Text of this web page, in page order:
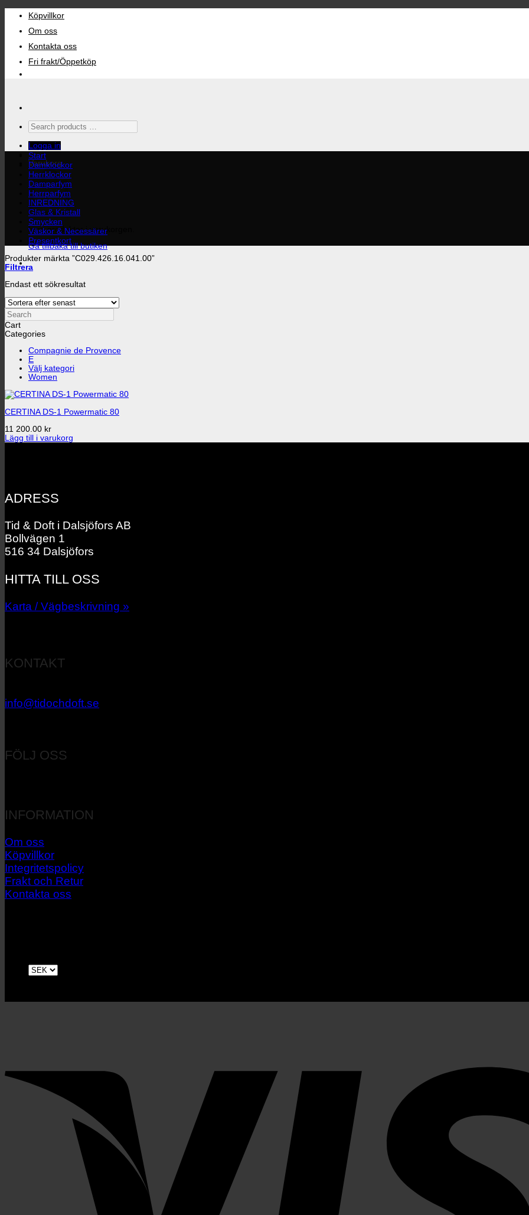
content
Köpvillkor
Om oss
Kontakta oss
Fri frakt/Öppetköp
Search
products
…Logga in
Varukorg
Inga produkter i varukorgen.
Gå tillbaka till butiken
Start
Damklockor
Herrklockor
Damparfym
Herrparfym
INREDNING
Glas & Kristall
Smycken
Väskor & Necessärer
Presentkort
Produkter märkta ”C029.426.16.041.00”
Filtrera
Endast ett sökresultat
Search
Cart
Categories
Compagnie de Provence
E
Välj kategori
Women
CERTINA DS-1 Powermatic 80
11 200.00 kr
Lägg till i varukorg
ADRESS
Tid & Doft i Dalsjöfors AB
Bollvägen 1
516 34 Dalsjöfors
HITTA TILL OSS
Karta / Vägbeskrivning »
KONTAKT
info@tidochdoft.se
FÖLJ OSS
INFORMATION
Om oss
Köpvillkor
Integritetspolicy
Frakt och Retur
Kontakta oss